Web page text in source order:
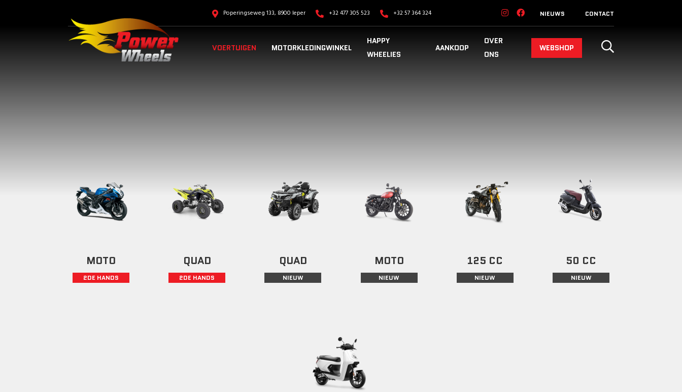
Poperingseweg 133, 8900 Ieper +32 477 305 523 +32 57 364 324 NIEUWS CONTACT
VOERTUIGEN MOTORKLEDINGWINKEL
HAPPY
WHEELIES
AANKOOP
OVER
ONS
WEBSHOP
VOERTUIGEN
MOTO
2DE HANDS
QUAD
2DE HANDS
QUAD
NIEUW
MOTO
NIEUW
125 CC
NIEUW
50 CC
NIEUW